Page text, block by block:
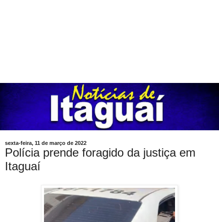
sexta-feira, 11 de março de 2022
Polícia prende foragido da justiça em
Itaguaí